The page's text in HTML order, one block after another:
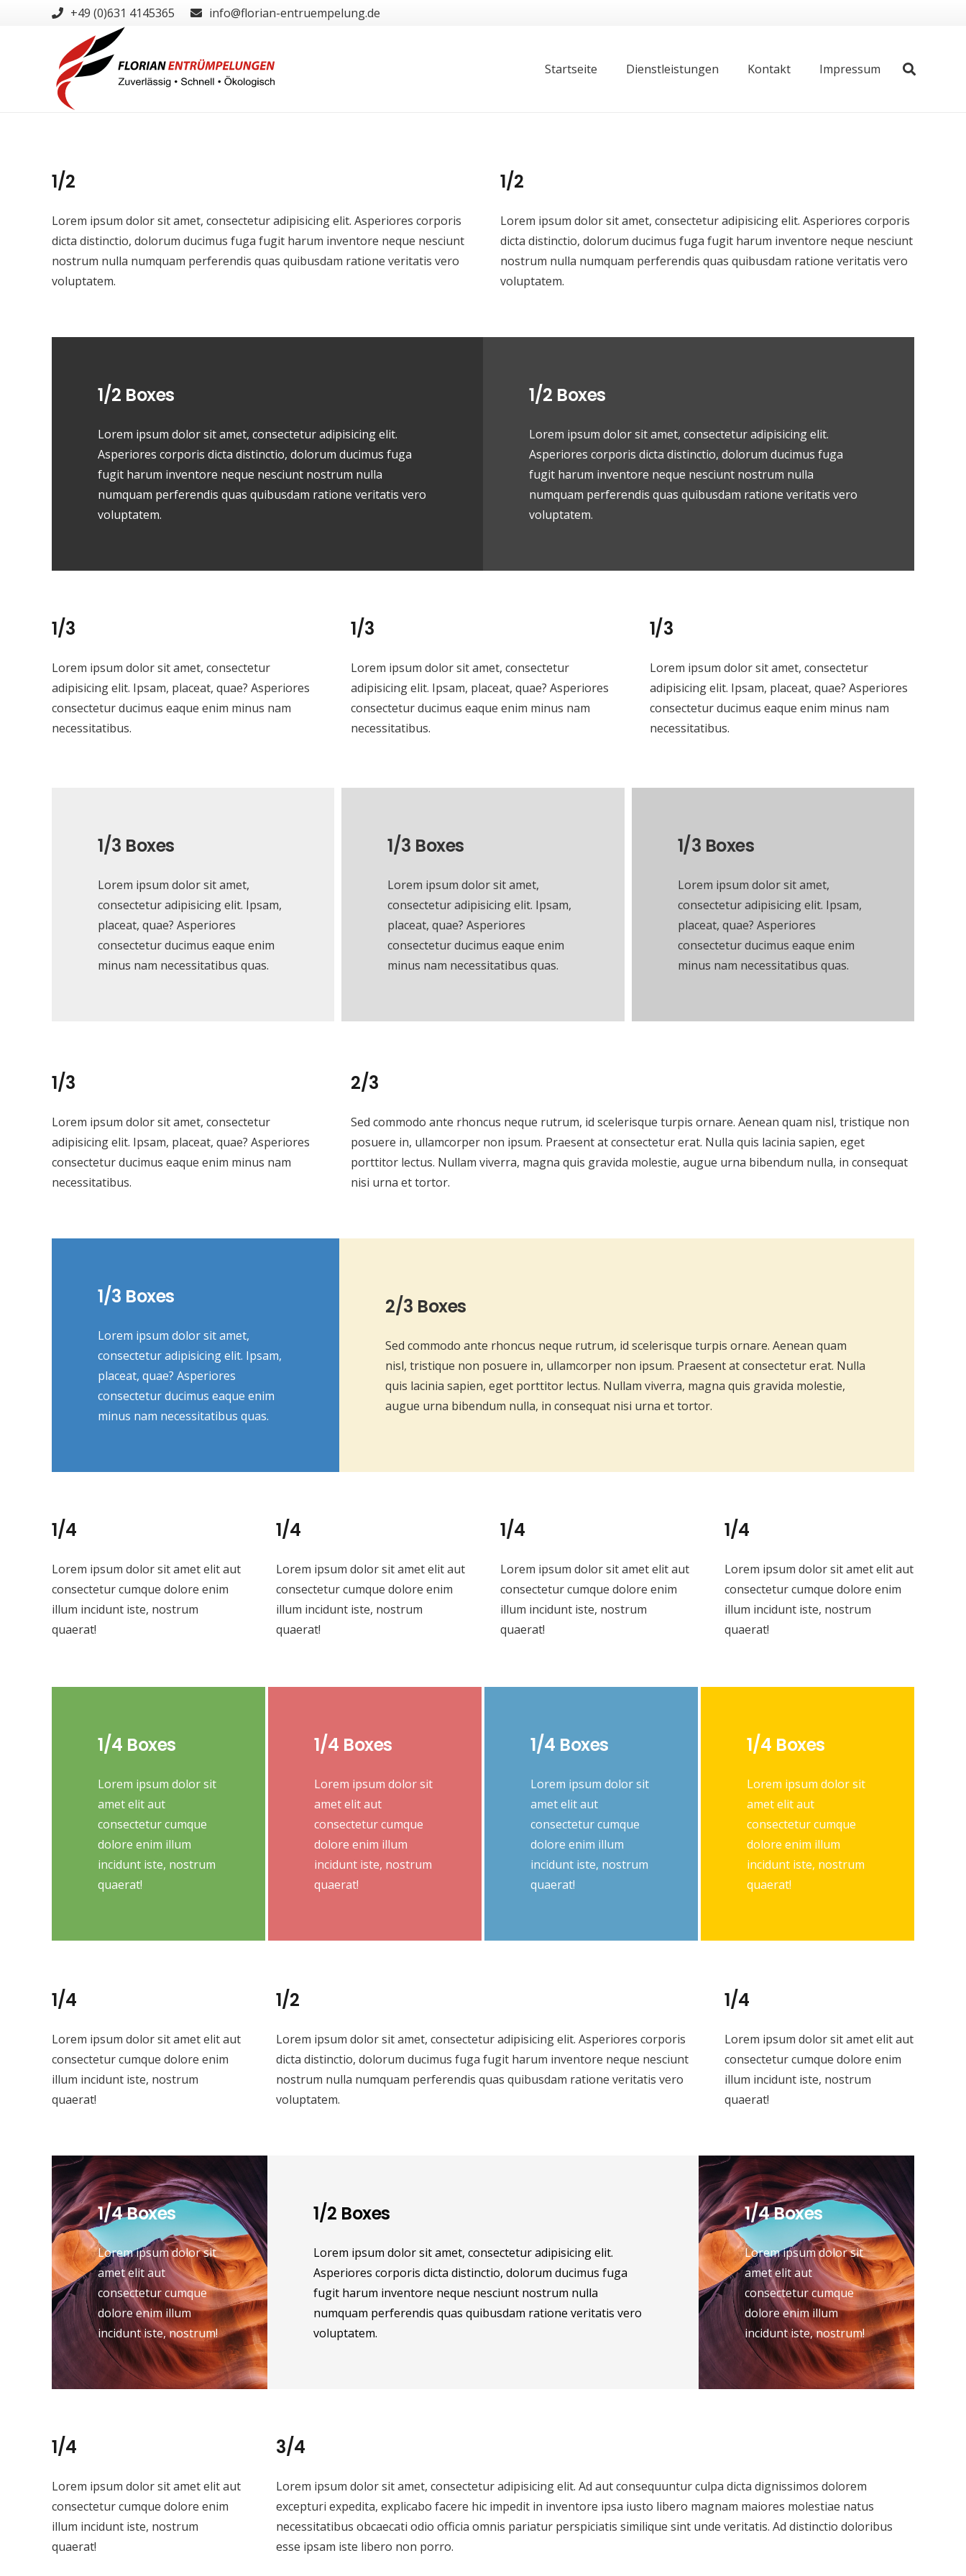
+49 (0)631 4145365 info@florian-entruempelung.de
Startseite Dienstleistungen Kontakt Impressum
1/2
Lorem ipsum dolor sit amet, consectetur adipisicing elit. Asperiores corporis
dicta distinctio, dolorum ducimus fuga fugit harum inventore neque nesciunt
nostrum nulla numquam perferendis quas quibusdam ratione veritatis vero
voluptatem.
1/2
Lorem ipsum dolor sit amet, consectetur adipisicing elit. Asperiores corporis
dicta distinctio, dolorum ducimus fuga fugit harum inventore neque nesciunt
nostrum nulla numquam perferendis quas quibusdam ratione veritatis vero
voluptatem.
1/2 Boxes
Lorem ipsum dolor sit amet, consectetur adipisicing elit.
Asperiores corporis dicta distinctio, dolorum ducimus fuga
fugit harum inventore neque nesciunt nostrum nulla
numquam perferendis quas quibusdam ratione veritatis vero
voluptatem.
1/2 Boxes
Lorem ipsum dolor sit amet, consectetur adipisicing elit.
Asperiores corporis dicta distinctio, dolorum ducimus fuga
fugit harum inventore neque nesciunt nostrum nulla
numquam perferendis quas quibusdam ratione veritatis vero
voluptatem.
1/3
Lorem ipsum dolor sit amet, consectetur
adipisicing elit. Ipsam, placeat, quae? Asperiores
consectetur ducimus eaque enim minus nam
necessitatibus.
1/3
Lorem ipsum dolor sit amet, consectetur
adipisicing elit. Ipsam, placeat, quae? Asperiores
consectetur ducimus eaque enim minus nam
necessitatibus.
1/3
Lorem ipsum dolor sit amet, consectetur
adipisicing elit. Ipsam, placeat, quae? Asperiores
consectetur ducimus eaque enim minus nam
necessitatibus.
1/3 Boxes
Lorem ipsum dolor sit amet,
consectetur adipisicing elit. Ipsam,
placeat, quae? Asperiores
consectetur ducimus eaque enim
minus nam necessitatibus quas.
1/3 Boxes
Lorem ipsum dolor sit amet,
consectetur adipisicing elit. Ipsam,
placeat, quae? Asperiores
consectetur ducimus eaque enim
minus nam necessitatibus quas.
1/3 Boxes
Lorem ipsum dolor sit amet,
consectetur adipisicing elit. Ipsam,
placeat, quae? Asperiores
consectetur ducimus eaque enim
minus nam necessitatibus quas.
1/3
Lorem ipsum dolor sit amet, consectetur
adipisicing elit. Ipsam, placeat, quae? Asperiores
consectetur ducimus eaque enim minus nam
necessitatibus.
2/3
Sed commodo ante rhoncus neque rutrum, id scelerisque turpis ornare. Aenean quam nisl, tristique non
posuere in, ullamcorper non ipsum. Praesent at consectetur erat. Nulla quis lacinia sapien, eget
porttitor lectus. Nullam viverra, magna quis gravida molestie, augue urna bibendum nulla, in consequat
nisi urna et tortor.
1/3 Boxes
Lorem ipsum dolor sit amet,
consectetur adipisicing elit. Ipsam,
placeat, quae? Asperiores
consectetur ducimus eaque enim
minus nam necessitatibus quas.
2/3 Boxes
Sed commodo ante rhoncus neque rutrum, id scelerisque turpis ornare. Aenean quam
nisl, tristique non posuere in, ullamcorper non ipsum. Praesent at consectetur erat. Nulla
quis lacinia sapien, eget porttitor lectus. Nullam viverra, magna quis gravida molestie,
augue urna bibendum nulla, in consequat nisi urna et tortor.
1/4
Lorem ipsum dolor sit amet elit aut
consectetur cumque dolore enim
illum incidunt iste, nostrum
quaerat!
1/4
Lorem ipsum dolor sit amet elit aut
consectetur cumque dolore enim
illum incidunt iste, nostrum
quaerat!
1/4
Lorem ipsum dolor sit amet elit aut
consectetur cumque dolore enim
illum incidunt iste, nostrum
quaerat!
1/4
Lorem ipsum dolor sit amet elit aut
consectetur cumque dolore enim
illum incidunt iste, nostrum
quaerat!
1/4 Boxes
Lorem ipsum dolor sit
amet elit aut
consectetur cumque
dolore enim illum
incidunt iste, nostrum
quaerat!
1/4 Boxes
Lorem ipsum dolor sit
amet elit aut
consectetur cumque
dolore enim illum
incidunt iste, nostrum
quaerat!
1/4 Boxes
Lorem ipsum dolor sit
amet elit aut
consectetur cumque
dolore enim illum
incidunt iste, nostrum
quaerat!
1/4 Boxes
Lorem ipsum dolor sit
amet elit aut
consectetur cumque
dolore enim illum
incidunt iste, nostrum
quaerat!
1/4
Lorem ipsum dolor sit amet elit aut
consectetur cumque dolore enim
illum incidunt iste, nostrum
quaerat!
1/2
Lorem ipsum dolor sit amet, consectetur adipisicing elit. Asperiores corporis
dicta distinctio, dolorum ducimus fuga fugit harum inventore neque nesciunt
nostrum nulla numquam perferendis quas quibusdam ratione veritatis vero
voluptatem.
1/4
Lorem ipsum dolor sit amet elit aut
consectetur cumque dolore enim
illum incidunt iste, nostrum
quaerat!
1/4 Boxes
Lorem ipsum dolor sit
amet elit aut
consectetur cumque
dolore enim illum
incidunt iste, nostrum!
1/2 Boxes
Lorem ipsum dolor sit amet, consectetur adipisicing elit.
Asperiores corporis dicta distinctio, dolorum ducimus fuga
fugit harum inventore neque nesciunt nostrum nulla
numquam perferendis quas quibusdam ratione veritatis vero
voluptatem.
1/4 Boxes
Lorem ipsum dolor sit
amet elit aut
consectetur cumque
dolore enim illum
incidunt iste, nostrum!
1/4
Lorem ipsum dolor sit amet elit aut
consectetur cumque dolore enim
illum incidunt iste, nostrum
quaerat!
3/4
Lorem ipsum dolor sit amet, consectetur adipisicing elit. Ad aut consequuntur culpa dicta dignissimos dolorem
excepturi expedita, explicabo facere hic impedit in inventore ipsa iusto libero magnam maiores molestiae natus
necessitatibus obcaecati odio officia omnis pariatur perspiciatis similique sint unde veritatis. Ad distinctio doloribus
esse ipsam iste libero non porro.